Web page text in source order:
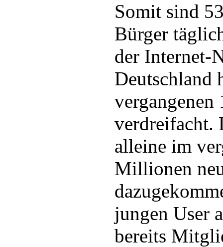
Somit sind
Bürger
der Internet-
Deutschland
vergangenen
verdreifacht.
alleine im
Millionen
jungen User
bereits